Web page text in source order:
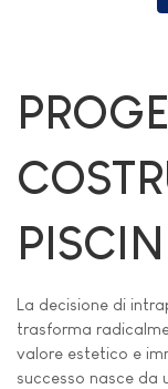
La decisione di
trasforma
valore estetico e
successo nasce da